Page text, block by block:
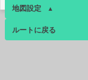
地図設定 ▴
ベース ▴
ルートに戻る